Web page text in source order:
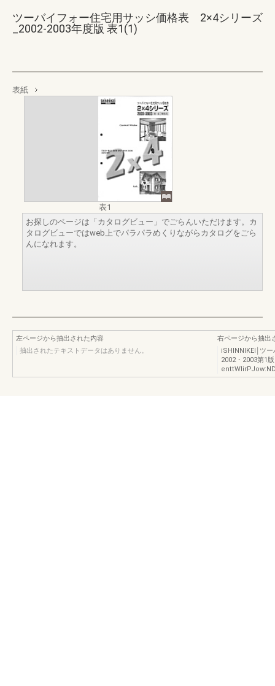
ツーバイフォー住宅用サッシ価格表 2×4シリーズ
_2002-2003年度版 表1(1)
表紙
表1
お探しのページは「カタログビュー」でごらんいただけます。カ
タログビューではweb上でパラパラめくりながらカタログをごら
んになれます。
左ページから抽出された内容
抽出されたテキストデータはありません。
右ページから抽出
iSHlNNIKEl￨ツ
2002・2003第1